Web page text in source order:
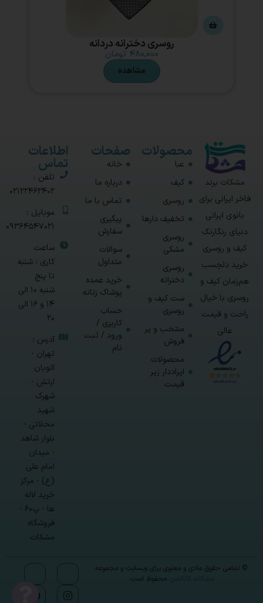
روسری دخترانه دردانه
۴۸۰,۰۰۰ تومان
مشاهده
مشکات برند
فاخر ایرانی برای
بانوی ایرانی
دنیای رنگارنگ
کیف و روسری
خرید دلچسب
هم‌زمان کیف و
روسری با خیال
راحت و قیمت
عالی
محصولات
عبا
کیف
روسری
تخفیف دارها
روسری
مشکی
روسری
دخترانه
ست کیف و
روسری
منتخب و پر
فروش
محصولات
ایراددار زیر
قیمت
صفحات
خانه
درباره ما
تماس با ما
پیگیری
سفارش
سوالات
متداول
خرید عمده
پوشاک زنانه
حساب
کاربری /
ورود / ثبت
نام
اطلاعات
تماس
تلفن :
02122462402
موبایل :
09364547021
ساعت
کاری : شنبه
تا پنج
شنبه 10 الی
14 و 16 الی
20
آدرس :
تهران -
اتوبان
ارتش -
شهرک
شهید
محلاتی -
بلوار شاهد
- میدان
امام علی
(ع) - مرکز
خرید لاله
ها - پ۶۰ -
فروشگاه
مشکات
© تمامی حقوق مادی و معنوی برای وبسایت و مجموعه
محفوظ است.